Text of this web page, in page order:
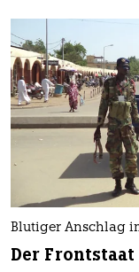
Blutiger Anschlag
Der